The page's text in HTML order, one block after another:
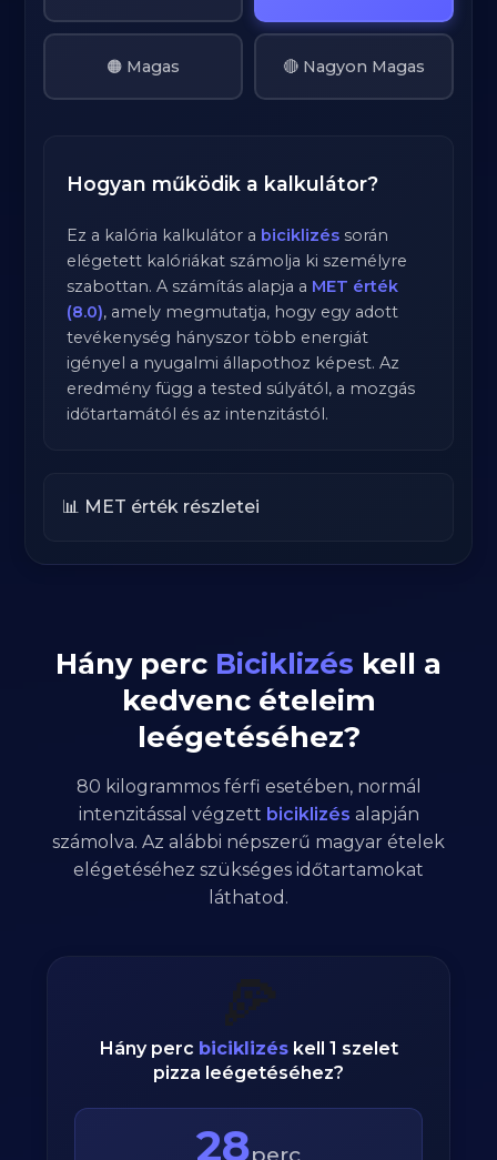
🟠 Magas 🔴 Nagyon Magas
Hogyan működik a kalkulátor?
Ez a kalória kalkulátor a biciklizés során
elégetett kalóriákat számolja ki személyre
szabottan. A számítás alapja a MET érték
(8.0), amely megmutatja, hogy egy adott
tevékenység hányszor több energiát
igényel a nyugalmi állapothoz képest. Az
eredmény függ a tested súlyától, a mozgás
időtartamától és az intenzitástól.
📊 MET érték részletei
Hány perc Biciklizés kell a
kedvenc ételeim
leégetéséhez?
80 kilogrammos férfi esetében, normál
intenzitással végzett biciklizés alapján
számolva. Az alábbi népszerű magyar ételek
elégetéséhez szükséges időtartamokat
láthatod.
🍕
Hány perc biciklizéskell 1 szelet
pizza leégetéséhez?
28perc